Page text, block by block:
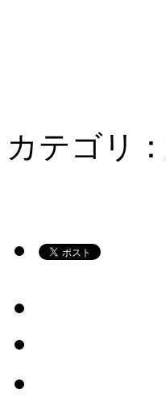
カテゴリ：